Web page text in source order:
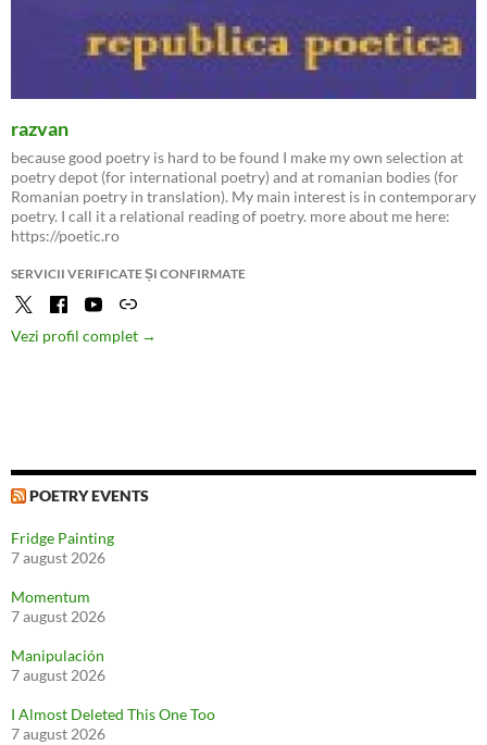
razvan
because good poetry is hard to be found I make my own selection at
poetry depot (for international poetry) and at romanian bodies (for
Romanian poetry in translation). My main interest is in contemporary
poetry. I call it a relational reading of poetry. more about me here:
https://poetic.ro
SERVICII VERIFICATE ȘI CONFIRMATE
Vezi profil complet →
POETRY EVENTS
Fridge Painting
7 august 2026
Momentum
7 august 2026
Manipulación
7 august 2026
I Almost Deleted This One Too
7 august 2026